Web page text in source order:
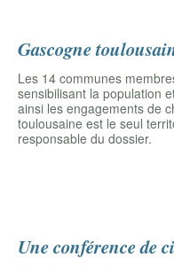
Gascogne
Les 14 communes
sensibilisant la population
ainsi les engagements de
toulousaine est le seul
responsable du dossier.
Une conférence de